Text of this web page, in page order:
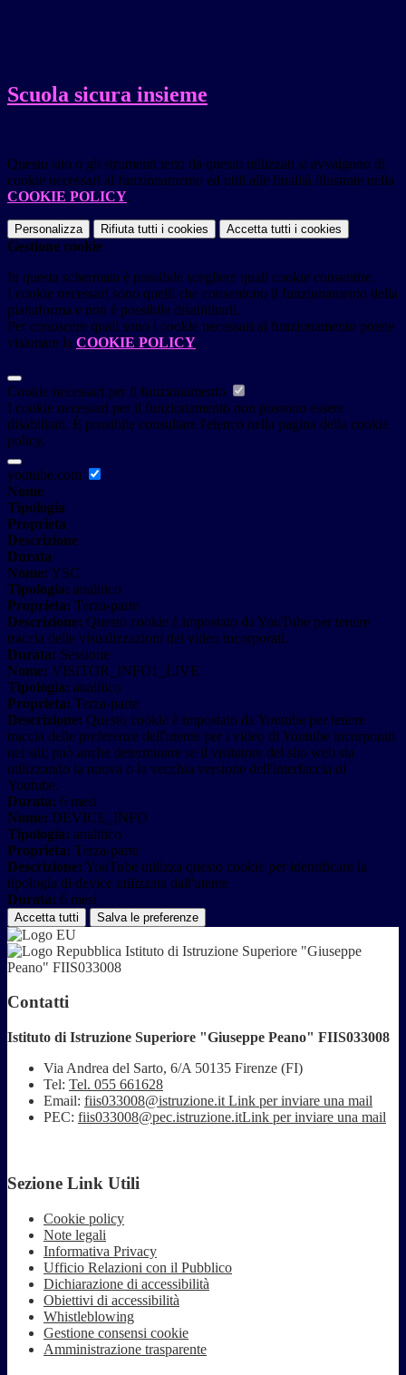
Scuola sicura insieme
Questo sito o gli strumenti terzi da questo utilizzati si avvalgono di
cookie necessari al funzionamento ed utili alle finalità illustrate nella
COOKIE POLICY.
Personalizza Rifiuta tutti i cookies Accetta tutti i cookies
Gestione cookie
In questa schermata è possibile scegliere quali cookie consentire.
I cookie necessari sono quelli che consentono il funzionamento della
piattaforma e non è possibile disabilitarli.
Per conoscere quali sono i cookie necessari al funzionamento potete
visionare la COOKIE POLICY.
Cookie necessari per il funzionamento
I cookie necessari per il funzionamento non possono essere
disabilitati. È possibile consultare l'elenco nella pagina della cookie
policy.
youtube.com
Nome
Tipologia
Proprieta
Descrizione
Durata
Nome: YSC
Tipologia: analitico
Proprieta: Terza-parte
Descrizione: Questo cookie è impostato da YouTube per tenere
traccia delle visualizzazioni dei video incorporati.
Durata: Sessione
Nome: VISITOR_INFO1_LIVE
Tipologia: analitico
Proprieta: Terza-parte
Descrizione: Questo cookie è impostato da Youtube per tenere
traccia delle preferenze dell'utente per i video di Youtube incorporati
nei siti; può anche determinare se il visitatore del sito web sta
utilizzando la nuova o la vecchia versione dell'interfaccia di
Youtube.
Durata: 6 mesi
Nome: DEVICE_INFO
Tipologia: analitico
Proprieta: Terza-parte
Descrizione: YouTube utilizza questo cookie per identificare la
tipologia di device utilizzata dall'utente
Durata: 6 mesi
Accetta tutti Salva le preferenze
Istituto di Istruzione Superiore "Giuseppe
Peano" FIIS033008
Contatti
Istituto di Istruzione Superiore "Giuseppe Peano" FIIS033008
Via Andrea del Sarto, 6/A 50135 Firenze (FI)
Tel: Tel. 055 661628
Email: fiis033008@istruzione.it Link per inviare una mail
PEC: fiis033008@pec.istruzione.itLink per inviare una mail
Sezione Link Utili
Cookie policy
Note legali
Informativa Privacy
Ufficio Relazioni con il Pubblico
Dichiarazione di accessibilità
Obiettivi di accessibilità
Whistleblowing
Gestione consensi cookie
Amministrazione trasparente